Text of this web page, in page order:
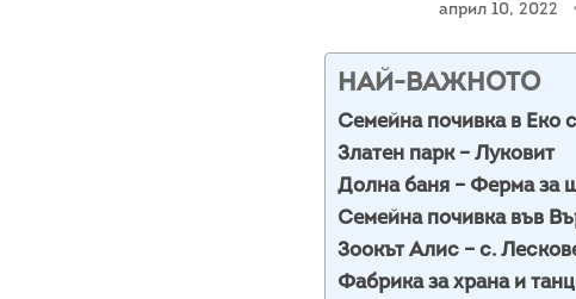
април 10, 2022
НАЙ-ВАЖНОТО
Семейна почивка в Еко
Златен парк – Луковит
Долна баня – Ферма за
Семейна почивка във
Зоокът Алис – с.
Фабрика за храна и